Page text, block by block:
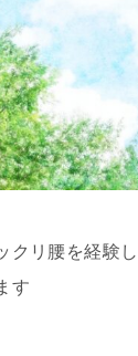
クリ腰を経験
す